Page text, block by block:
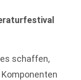
schaffen,